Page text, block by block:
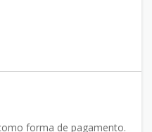
forma de pagamento.